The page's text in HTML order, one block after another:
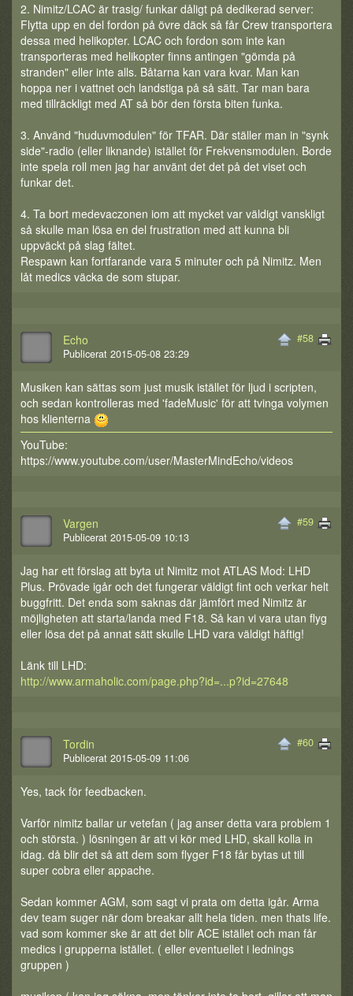
2. Nimitz/LCAC är trasig/ funkar dåligt på dedikerad server:
Flytta upp en del fordon på övre däck så får Crew transportera
dessa med helikopter. LCAC och fordon som inte kan
transporteras med helikopter finns antingen "gömda på
stranden" eller inte alls. Båtarna kan vara kvar. Man kan
hoppa ner i vattnet och landstiga på så sätt. Tar man bara
med tillräckligt med AT så bör den första biten funka.
3. Använd "huduvmodulen" för TFAR. Där ställer man in "synk
side"-radio (eller liknande) istället för Frekvensmodulen. Borde
inte spela roll men jag har använt det det på det viset och
funkar det.
4. Ta bort medevaczonen iom att mycket var väldigt vanskligt
så skulle man lösa en del frustration med att kunna bli
uppväckt på slag fältet.
Respawn kan fortfarande vara 5 minuter och på Nimitz. Men
låt medics väcka de som stupar.
#58
Echo
Publicerat 2015-05-08 23:29
Musiken kan sättas som just musik istället för ljud i scripten,
och sedan kontrolleras med 'fadeMusic' för att tvinga volymen
hos klienterna
YouTube:
https://www.youtube.com/user/MasterMindEcho/videos
#59
Vargen
Publicerat 2015-05-09 10:13
Jag har ett förslag att byta ut Nimitz mot ATLAS Mod: LHD
Plus. Prövade igår och det fungerar väldigt fint och verkar helt
buggfritt. Det enda som saknas där jämfört med Nimitz är
möjligheten att starta/landa med F18. Så kan vi vara utan flyg
eller lösa det på annat sätt skulle LHD vara väldigt häftig!
Länk till LHD:
http://www.armaholic.com/page.php?id=...p?id=27648
#60
Tordin
Publicerat 2015-05-09 11:06
Yes, tack för feedbacken.
Varför nimitz ballar ur vetefan ( jag anser detta vara problem 1
och största. ) lösningen är att vi kör med LHD, skall kolla in
idag. då blir det så att dem som flyger F18 får bytas ut till
super cobra eller appache.
Sedan kommer AGM, som sagt vi prata om detta igår. Arma
dev team suger när dom breakar allt hela tiden. men thats life.
vad som kommer ske är att det blir ACE istället och man får
medics i grupperna istället. ( eller eventuellet i lednings
gruppen )